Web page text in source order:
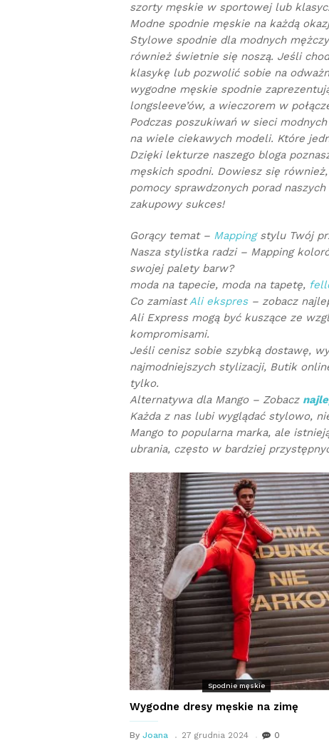
szorty męskie w sportowej lub
Modne spodnie męskie na każdą
Stylowe spodnie dla modnych
również świetnie się noszą. Jeśli
klasykę lub pozwolić sobie na
wygodne męskie spodnie
longsleeve’ów, a wieczorem w
Podczas poszukiwań w sieci
na wiele ciekawych modeli. Które
Dzięki lekturze naszego bloga
męskich spodni. Dowiesz się
pomocy sprawdzonych porad
zakupowy sukces!
Gorący temat – Mappingstylu Twój
Nasza stylistka radzi – Mapping
swojej palety barw?
moda na tapecie, moda na tapetę,
Co zamiastAli ekspres– zobacz
Ali Express mogą być kuszące ze
kompromisami.
Jeśli cenisz sobie szybką dostawę,
najmodniejszych stylizacji, Butik
tylko.
Alternatywa dla Mango – Zobacz
Każda z nas lubi wyglądać stylowo,
Mango to popularna marka, ale
ubrania, często w bardziej
Spodnie męskie
Wygodne dresy męskie na zimę
By Joana 27 grudnia 2024 0